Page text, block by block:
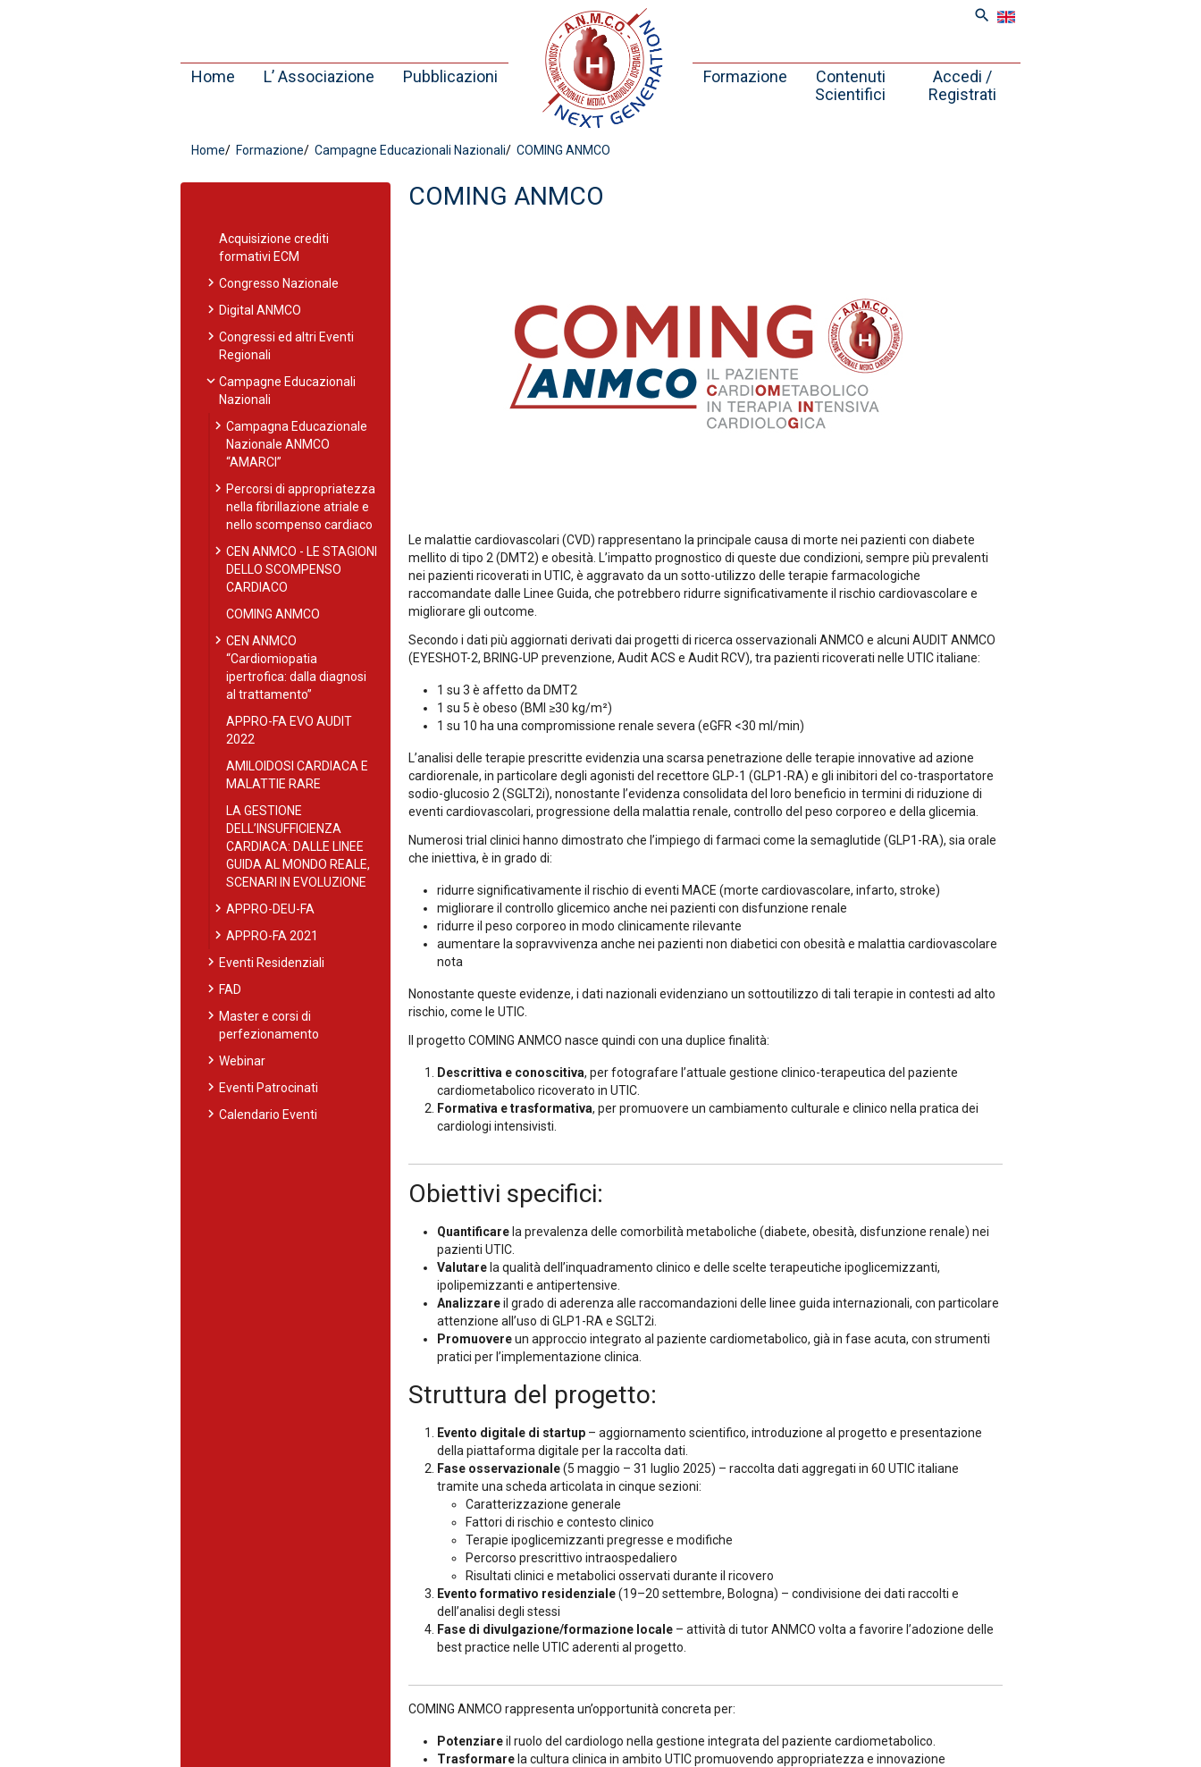
search
Home L’ Associazione Pubblicazioni Formazione
Contenuti
Scientifici
Accedi /
Registrati
Home Formazione Campagne Educazionali Nazionali COMING ANMCO
Acquisizione crediti
formativi ECM
chevron_rightCongresso Nazionale
chevron_rightDigital ANMCO
chevron_rightCongressi ed altri Eventi
Regionali
expand_moreCampagne Educazionali
Nazionali
chevron_rightCampagna Educazionale
Nazionale ANMCO
“AMARCI”
chevron_rightPercorsi di appropriatezza
nella fibrillazione atriale e
nello scompenso cardiaco
chevron_rightCEN ANMCO - LE STAGIONI
DELLO SCOMPENSO
CARDIACO
COMING ANMCO
chevron_rightCEN ANMCO
“Cardiomiopatia
ipertrofica: dalla diagnosi
al trattamento”
APPRO-FA EVO AUDIT
2022
AMILOIDOSI CARDIACA E
MALATTIE RARE
LA GESTIONE
DELL’INSUFFICIENZA
CARDIACA: DALLE LINEE
GUIDA AL MONDO REALE,
SCENARI IN EVOLUZIONE
chevron_rightAPPRO-DEU-FA
chevron_rightAPPRO-FA 2021
chevron_rightEventi Residenziali
chevron_rightFAD
chevron_rightMaster e corsi di
perfezionamento
chevron_rightWebinar
chevron_rightEventi Patrocinati
chevron_rightCalendario Eventi
COMING ANMCO
Le malattie cardiovascolari (CVD) rappresentano la principale causa di morte nei pazienti con diabete
mellito di tipo 2 (DMT2) e obesità. L’impatto prognostico di queste due condizioni, sempre più prevalenti
nei pazienti ricoverati in UTIC, è aggravato da un sotto-utilizzo delle terapie farmacologiche
raccomandate dalle Linee Guida, che potrebbero ridurre significativamente il rischio cardiovascolare e
migliorare gli outcome.
Secondo i dati più aggiornati derivati dai progetti di ricerca osservazionali ANMCO e alcuni AUDIT ANMCO
(EYESHOT-2, BRING-UP prevenzione, Audit ACS e Audit RCV), tra pazienti ricoverati nelle UTIC italiane:
1 su 3 è affetto da DMT2
1 su 5 è obeso (BMI ≥30 kg/m²)
1 su 10 ha una compromissione renale severa (eGFR <30 ml/min)
L’analisi delle terapie prescritte evidenzia una scarsa penetrazione delle terapie innovative ad azione
cardiorenale, in particolare degli agonisti del recettore GLP-1 (GLP1-RA) e gli inibitori del co-trasportatore
sodio-glucosio 2 (SGLT2i), nonostante l’evidenza consolidata del loro beneficio in termini di riduzione di
eventi cardiovascolari, progressione della malattia renale, controllo del peso corporeo e della glicemia.
Numerosi trial clinici hanno dimostrato che l’impiego di farmaci come la semaglutide (GLP1-RA), sia orale
che iniettiva, è in grado di:
ridurre significativamente il rischio di eventi MACE (morte cardiovascolare, infarto, stroke)
migliorare il controllo glicemico anche nei pazienti con disfunzione renale
ridurre il peso corporeo in modo clinicamente rilevante
aumentare la sopravvivenza anche nei pazienti non diabetici con obesità e malattia cardiovascolare
nota
Nonostante queste evidenze, i dati nazionali evidenziano un sottoutilizzo di tali terapie in contesti ad alto
rischio, come le UTIC.
Il progetto COMING ANMCO nasce quindi con una duplice finalità:
Descrittiva e conoscitiva, per fotografare l’attuale gestione clinico-terapeutica del paziente
cardiometabolico ricoverato in UTIC.
Formativa e trasformativa, per promuovere un cambiamento culturale e clinico nella pratica dei
cardiologi intensivisti.
Obiettivi specifici:
Quantificarela prevalenza delle comorbilità metaboliche (diabete, obesità, disfunzione renale) nei
pazienti UTIC.
Valutarela qualità dell’inquadramento clinico e delle scelte terapeutiche ipoglicemizzanti,
ipolipemizzanti e antipertensive.
Analizzareil grado di aderenza alle raccomandazioni delle linee guida internazionali, con particolare
attenzione all’uso di GLP1-RA e SGLT2i.
Promuovereun approccio integrato al paziente cardiometabolico, già in fase acuta, con strumenti
pratici per l’implementazione clinica.
Struttura del progetto:
Evento digitale di startup– aggiornamento scientifico, introduzione al progetto e presentazione
della piattaforma digitale per la raccolta dati.
Fase osservazionale(5 maggio – 31 luglio 2025) – raccolta dati aggregati in 60 UTIC italiane
tramite una scheda articolata in cinque sezioni:
Caratterizzazione generale
Fattori di rischio e contesto clinico
Terapie ipoglicemizzanti pregresse e modifiche
Percorso prescrittivo intraospedaliero
Risultati clinici e metabolici osservati durante il ricovero
Evento formativo residenziale(19–20 settembre, Bologna) – condivisione dei dati raccolti e
dell’analisi degli stessi
Fase di divulgazione/formazione locale– attività di tutor ANMCO volta a favorire l’adozione delle
best practice nelle UTIC aderenti al progetto.
COMING ANMCO rappresenta un’opportunità concreta per:
Potenziareil ruolo del cardiologo nella gestione integrata del paziente cardiometabolico.
Trasformarela cultura clinica in ambito UTIC promuovendo appropriatezza e innovazione